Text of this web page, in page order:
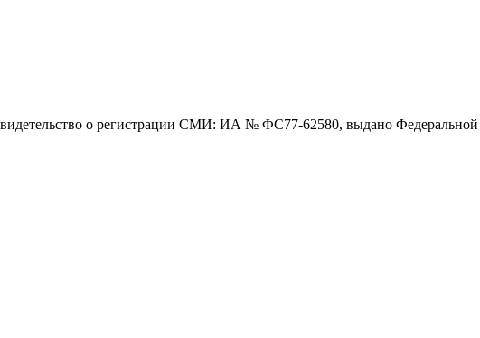
о регистрации СМИ: ИА № ФС77-62580, выдано Федеральной